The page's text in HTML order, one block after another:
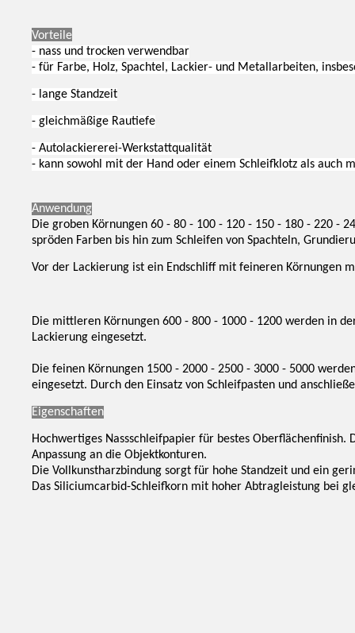
Vorteile
- nass und trocken verwendbar
- für Farbe, Holz, Spachtel, Lackier- und Metallarbeiten,
- lange Standzeit
- gleichmäßige Rautiefe
- Autolackiererei-Werkstattqualität
- kann sowohl mit der Hand oder einem Schleifklotz als auch
Anwendung
Die groben Körnungen 60 - 80 - 100 - 120 - 150 - 180 - 220 -
spröden Farben bis hin zum Schleifen von Spachteln,
Vor der Lackierung ist ein Endschliff mit feineren Körnungen
Die mittleren Körnungen 600 - 800 - 1000 - 1200 werden in
Lackierung eingesetzt.
Die feinen Körnungen 1500 - 2000 - 2500 - 3000 - 5000
eingesetzt. Durch den Einsatz von Schleifpasten und
Eigenschaften
Hochwertiges Nassschleifpapier für bestes
Anpassung an die Objektkonturen.
Die Vollkunstharzbindung sorgt für hohe Standzeit und ein
Das Siliciumcarbid-Schleifkorn mit hoher Abtragleistung bei